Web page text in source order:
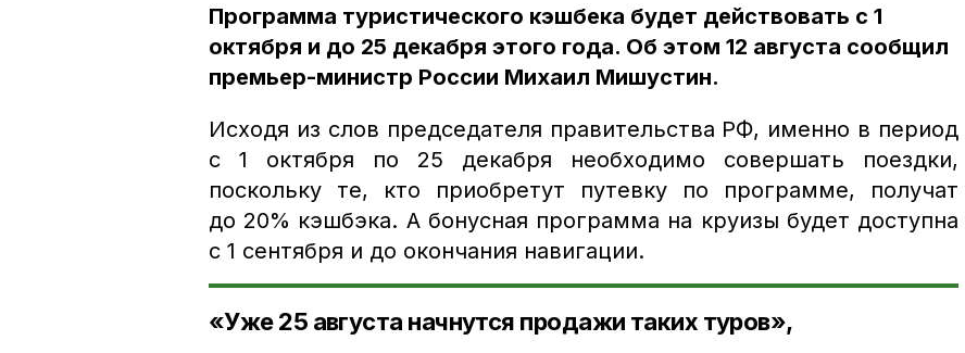
Программа туристического кэшбека будет действовать с 1
октября и до 25 декабря этого года. Об этом 12 августа сообщил
премьер-министр России Михаил Мишустин.
Исходя из слов председателя правительства РФ, именно в период
с 1 октября по 25 декабря необходимо совершать поездки,
поскольку те, кто приобретут путевку по программе, получат
до 20% кэшбэка. А бонусная программа на круизы будет доступна
с 1 сентября и до окончания навигации.
«Уже 25 августа начнутся продажи таких туров»,